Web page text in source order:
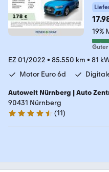
19%
Guter
EZ 01/2022 • 85.550 km • 81
Motor Euro 6d
Autowelt Nürnberg | Auto
GmbH
90431 Nürnberg
4.7 Sterne
(11)